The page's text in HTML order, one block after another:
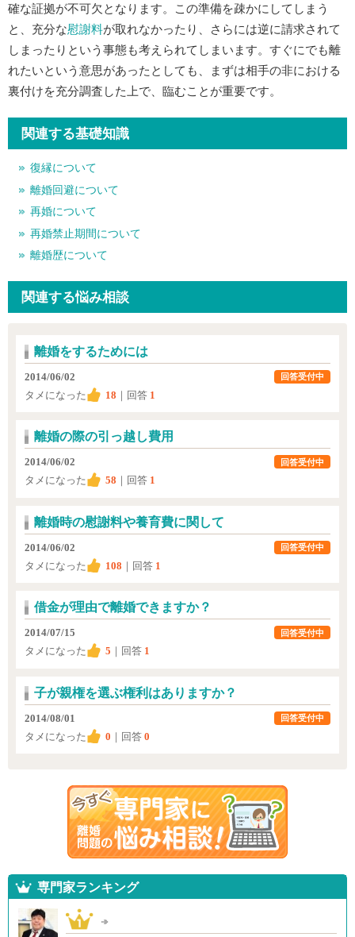
確な証拠が不可欠となります。この準備を疎かにしてしまう
と、充分な慰謝料が取れなかったり、さらには逆に請求されて
しまったりという事態も考えられてしまいます。すぐにでも離
れたいという意思があったとしても、まずは相手の非における
裏付けを充分調査した上で、臨むことが重要です。
関連する基礎知識
復縁について
離婚回避について
再婚について
再婚禁止期間について
離婚歴について
関連する悩み相談
離婚をするためには
2014/06/02
タメになった
18 ｜回答 1
回答受付中
離婚の際の引っ越し費用
2014/06/02
タメになった
58 ｜回答 1
回答受付中
離婚時の慰謝料や養育費に関して
2014/06/02
タメになった
108 ｜回答 1
回答受付中
借金が理由で離婚できますか？
2014/07/15
タメになった
5 ｜回答 1
回答受付中
子が親権を選ぶ権利はありますか？
2014/08/01
タメになった
0 ｜回答 0
回答受付中
専門家ランキング